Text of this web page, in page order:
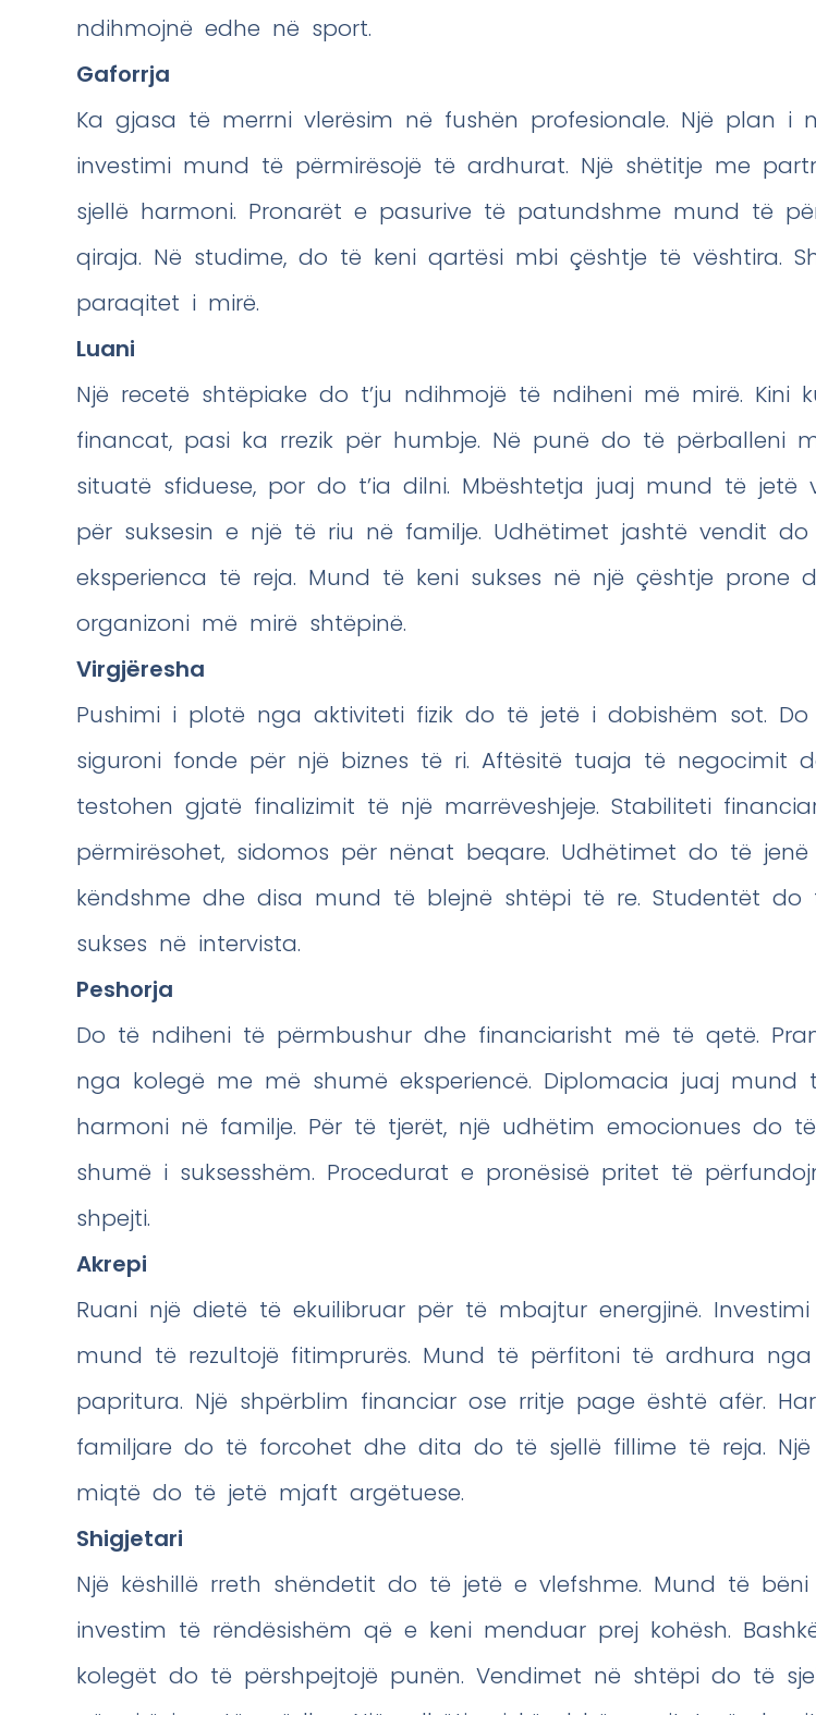
ndihmojnë edhe në sport.
Gaforrja
Ka gjasa të merrni vlerësim në fushën profesionale. Një plan i
investimi mund të përmirësojë të ardhurat. Një shëtitje me
sjellë harmoni. Pronarët e pasurive të patundshme mund të
qiraja. Në studime, do të keni qartësi mbi çështje të vështira.
paraqitet i mirë.
Luani
Një recetë shtëpiake do t’ju ndihmojë të ndiheni më mirë. Kini
financat, pasi ka rrezik për humbje. Në punë do të përballeni
situatë sfiduese, por do t’ia dilni. Mbështetja juaj mund të jetë
për suksesin e një të riu në familje. Udhëtimet jashtë vendit do
eksperienca të reja. Mund të keni sukses në një çështje prone
organizoni më mirë shtëpinë.
Virgjëresha
Pushimi i plotë nga aktiviteti fizik do të jetë i dobishëm sot.
siguroni fonde për një biznes të ri. Aftësitë tuaja të negocimit
testohen gjatë finalizimit të një marrëveshjeje. Stabiliteti
përmirësohet, sidomos për nënat beqare. Udhëtimet do të
këndshme dhe disa mund të blejnë shtëpi të re. Studentët do
sukses në intervista.
Peshorja
Do të ndiheni të përmbushur dhe financiarisht më të qetë.
nga kolegë me më shumë eksperiencë. Diplomacia juaj mund
harmoni në familje. Për të tjerët, një udhëtim emocionues do
shumë i suksesshëm. Procedurat e pronësisë pritet të
shpejti.
Akrepi
Ruani një dietë të ekuilibruar për të mbajtur energjinë.
mund të rezultojë fitimprurës. Mund të përfitoni të ardhura
papritura. Një shpërblim financiar ose rritje page është afër.
familjare do të forcohet dhe dita do të sjellë fillime të reja.
miqtë do të jetë mjaft argëtuese.
Shigjetari
Një këshillë rreth shëndetit do të jetë e vlefshme. Mund të bëni
investim të rëndësishëm që e keni menduar prej kohësh.
kolegët do të përshpejtojë punën. Vendimet në shtëpi do të